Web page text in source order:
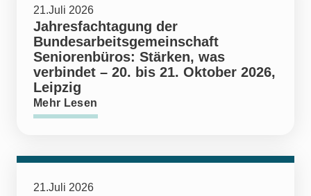
21.Juli 2026
Jahresfachtagung der
Bundesarbeitsgemeinschaft
Seniorenbüros: Stärken, was
verbindet – 20. bis 21. Oktober 2026,
Leipzig
Mehr Lesen
21.Juli 2026